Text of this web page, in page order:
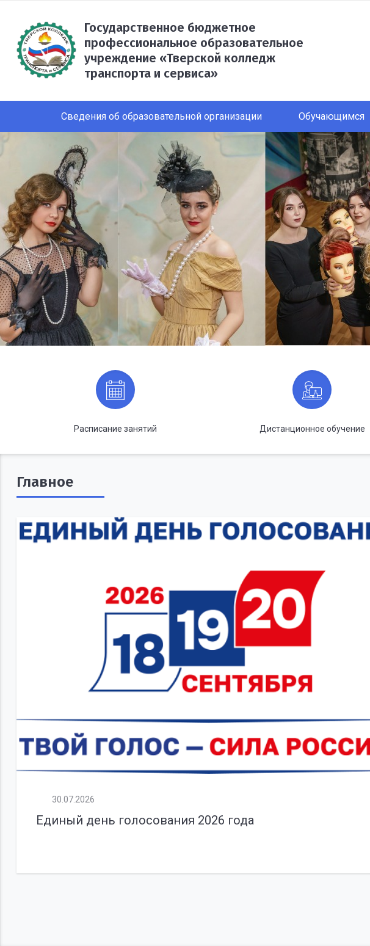
Государственное бюджетное
профессиональное образовательное
учреждение «Тверской колледж
транспорта и сервиса»
Сведения об образовательной организации Обучающимся
Расписание занятий Дистанционное обучение
Главное
30.07.2026
Единый день голосования 2026 года